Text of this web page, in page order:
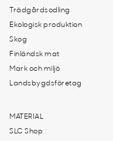
Trädgårdsodling
Ekologisk produktion
Skog
Finländsk mat
Mark och miljö
Landsbygdsföretag
MATERIAL
SLC Shop